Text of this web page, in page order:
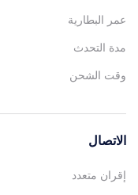
عمر البطارية
مدة التحدث
وقت الشحن
الاتصال
إقران متعدد